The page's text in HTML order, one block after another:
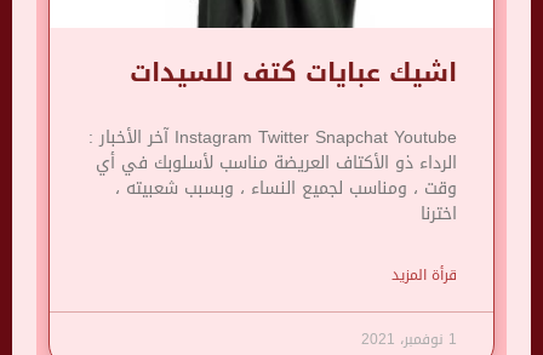
اشيك عبايات كتف للسيدات
Instagram Twitter Snapchat Youtube آخر الأخبار :
الرداء ذو ​​الأكتاف العريضة مناسب لأسلوبك في أي
وقت ، ومناسب لجميع النساء ، وبسبب شعبيته ،
اخترنا
قرأة المزيد
1 نوفمبر، 2021